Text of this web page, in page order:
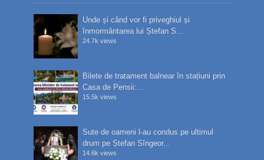
Unde și când vor fi priveghiul și
înmormântarea lui Ștefan S...
24.7k views
Bilete de tratament balnear în stațiuni prin
Casa de Pensii:...
15.5k views
Sute de oameni l-au condus pe ultimul
drum pe Ștefan Sîngeor...
14.6k views